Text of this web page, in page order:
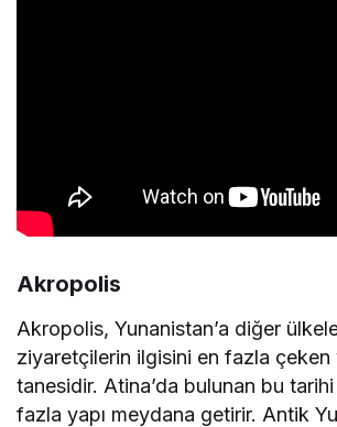
Akropolis
Akropolis, Yunanistan’a diğer
ziyaretçilerin ilgisini en fazla çeken
tanesidir. Atina’da bulunan bu tarihi
fazla yapı meydana getirir. Antik